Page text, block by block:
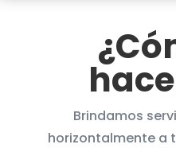
Brindamos
horizontalmente a